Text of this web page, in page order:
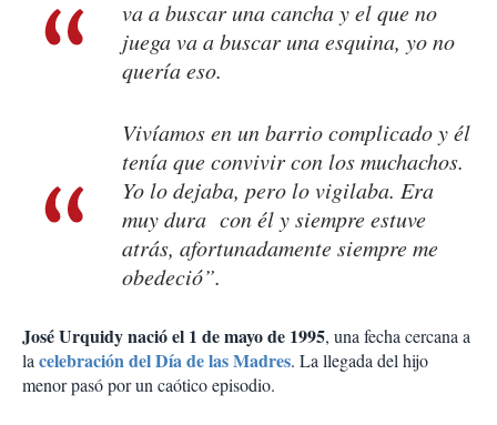
va a buscar una cancha y el que no
juega va a buscar una esquina, yo no
quería eso.
Vivíamos en un barrio complicado y él
tenía que convivir con los muchachos.
Yo lo dejaba, pero lo vigilaba. Era
muy dura con él y siempre estuve
atrás, afortunadamente siempre me
obedeció”.
José Urquidy nació el 1 de mayo de 1995, una fecha cercana a
lacelebración del Día de las Madres. La llegada del hijo
menor pasó por un caótico episodio.